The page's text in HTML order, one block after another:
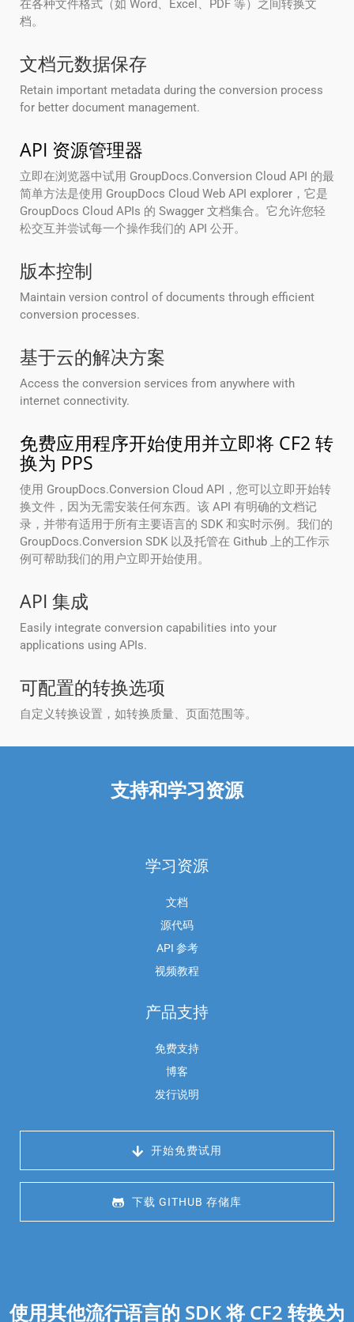
在各种文件格式（如 Word、Excel、PDF 等）之间转换文
档。
文档元数据保存
Retain important metadata during the conversion process
for better document management.
API 资源管理器
立即在浏览器中试用 GroupDocs.Conversion Cloud API 的最
简单方法是使用 GroupDocs Cloud Web API explorer，它是
GroupDocs Cloud APIs 的 Swagger 文档集合。它允许您轻
松交互并尝试每一个操作我们的 API 公开。
版本控制
Maintain version control of documents through efficient
conversion processes.
基于云的解决方案
Access the conversion services from anywhere with
internet connectivity.
免费应用程序开始使用并立即将 CF2 转
换为 PPS
使用 GroupDocs.Conversion Cloud API，您可以立即开始转
换文件，因为无需安装任何东西。该 API 有明确的文档记
录，并带有适用于所有主要语言的 SDK 和实时示例。我们的
GroupDocs.Conversion SDK 以及托管在 Github 上的工作示
例可帮助我们的用户立即开始使用。
API 集成
Easily integrate conversion capabilities into your
applications using APIs.
可配置的转换选项
自定义转换设置，如转换质量、页面范围等。
支持和学习资源
学习资源
文档
源代码
API 参考
视频教程
产品支持
免费支持
博客
发行说明
开始免费试用
下载 GITHUB 存储库
使用其他流行语言的 SDK 将 CF2 转换为